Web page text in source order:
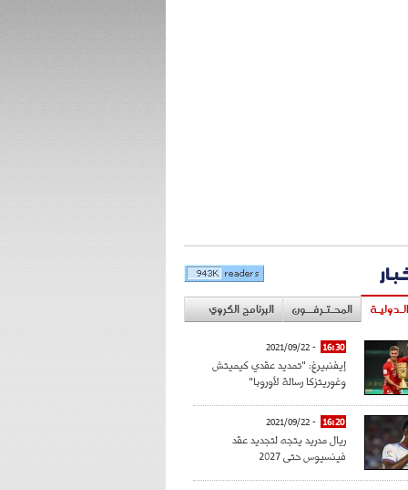
المحـتـرفــون البرنامج الكروي
16:30
- 2021/09/22
إيفنبيرغ: "تمديد عقدي كيميتش
وغوريتزكا رسالة لأوروبا"
16:20
- 2021/09/22
ريال مدريد يتجه لتجديد عقد
فينسيوس حتى 2027